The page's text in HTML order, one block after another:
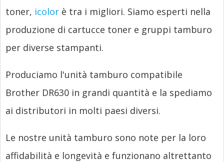
toner, icolor è tra i migliori. Siamo esperti nella
produzione di cartucce toner e gruppi tamburo
per diverse stampanti.
Produciamo l'unità tamburo compatibile
Brother DR630 in grandi quantità e la spediamo
ai distributori in molti paesi diversi.
Le nostre unità tamburo sono note per la loro
affidabilità e longevità e funzionano altrettanto